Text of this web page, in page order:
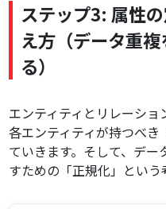
ステップ3: 属性
え方（データ重
る）
エンティティとリレーシ
各エンティティが持つべ
ていきます。そして、デー
すための「正規化」という